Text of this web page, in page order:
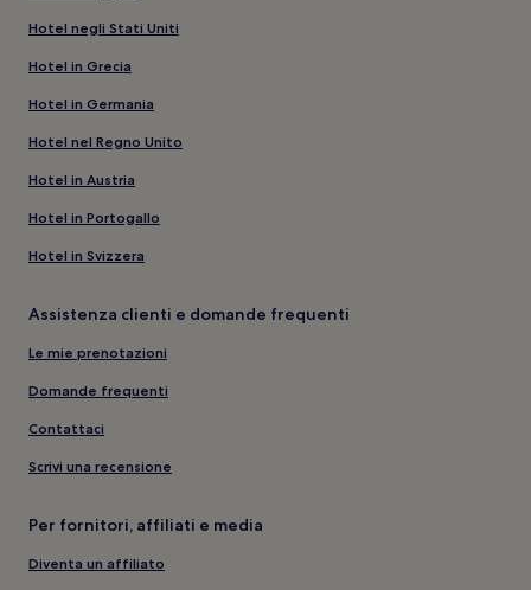
Hotel negli Stati Uniti
Hotel in Grecia
Hotel in Germania
Hotel nel Regno Unito
Hotel in Austria
Hotel in Portogallo
Hotel in Svizzera
Assistenza clienti e domande frequenti
Le mie prenotazioni
Domande frequenti
Contattaci
Scrivi una recensione
Per fornitori, affiliati e media
Diventa un affiliato